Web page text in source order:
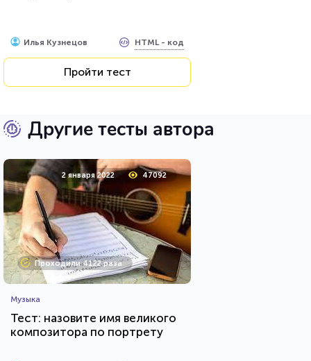
Илья Кузнецов HTML - код
Пройти тест
Другие тесты автора
2 января 2022 47092
Проходили 4122 раза
Музыка
Тест: назовите имя великого
композитора по портрету